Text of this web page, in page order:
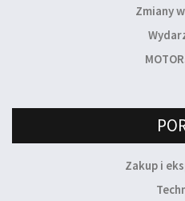
Zmiany
Zakup i